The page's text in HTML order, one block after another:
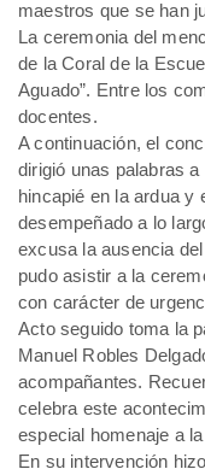
maestros que se han
La ceremonia del
de la Coral de la
Aguado”. Entre los
docentes.
A continuación, el
dirigió unas palabras
hincapié en la ardua y
desempeñado a lo
excusa la ausencia
pudo asistir a la
con carácter de
Acto seguido toma la
Manuel Robles
acompañantes.
celebra este
especial homenaje a
En su intervención